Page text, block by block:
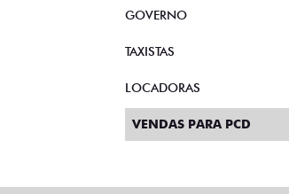
GOVERNO
TAXISTAS
LOCADORAS
VENDAS PARA PCD